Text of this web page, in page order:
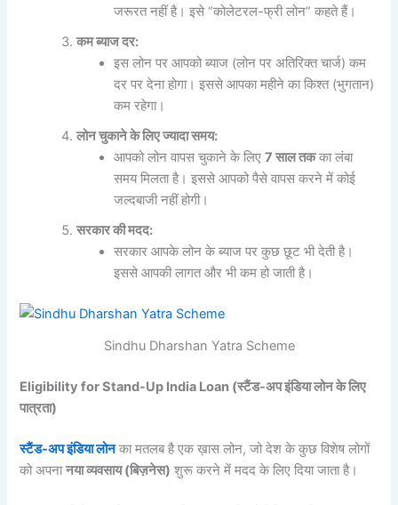
जरूरत नहीं है। इसे “कोलेटरल-फ्री लोन” कहते हैं।
कमब्याजदर:
इस लोन पर आपको ब्याज (लोन पर अतिरिक्त चार्ज) कम
दर पर देना होगा। इससे आपका महीने का किश्त (भुगतान)
कम रहेगा।
लोनचुकानेकेलिएज्यादासमय:
आपको लोन वापस चुकाने के लिए7सालतकका लंबा
समय मिलता है। इससे आपको पैसे वापस करने में कोई
जल्दबाजी नहीं होगी।
सरकारकीमदद:
सरकार आपके लोन के ब्याज पर कुछ छूट भी देती है।
इससे आपकी लागत और भी कम हो जाती है।
Sindhu Dharshan Yatra Scheme
Eligibility for Stand-Up India Loan (स्टैंड-अपइंडियालोनकेलिए
पात्रता)
स्टैंड-अपइंडियालोनका मतलब है एक ख़ास लोन, जो देश के कुछ विशेष लोगों
को अपनानयाव्यवसाय (बिज़नेस) शुरू करने में मदद के लिए दिया जाता है।